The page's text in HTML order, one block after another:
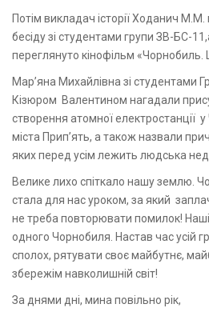
Потім викладач історії Ходанич
бесіду зі студентами групи ЗВ-БС-
переглянуто кінофільм «Чорнобиль.
Мар’яна Михайлівна зі студентами
Кізюром Валентином нагадали
створення атомної електростанції
міста Прип’ять, а також назвали
яких перед усім лежить людська
Велике лихо спіткало нашу землю.
стала для нас уроком, за який
не треба повторювати помилок!
одного Чорнобиля. Настав час усій
сполох, рятувати своє майбутнє,
збережім навколишній світ!
За днями дні, мина повільно рік,